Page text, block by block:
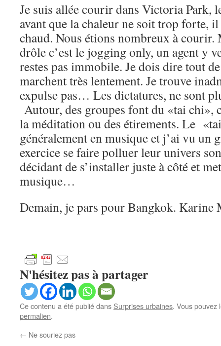
Je suis allée courir dans Victoria Park,
avant que la chaleur ne soit trop forte,
chaud. Nous étions nombreux à courir.
drôle c’est le jogging only, un agent y
restes pas immobile. Je dois dire tout
marchent très lentement. Je trouve
expulse pas… Les dictatures, ne sont
Autour, des groupes font du «tai chi»,
la méditation ou des étirements. Le
généralement en musique et j’ai vu un
exercice se faire polluer leur univers
décidant de s’installer juste à côté et
musique…
Demain, je pars pour Bangkok. Karine
N'hésitez pas à partager
Ce contenu a été publié dans Surprises urbaines. Vous
permalien.
← Ne souriez pas